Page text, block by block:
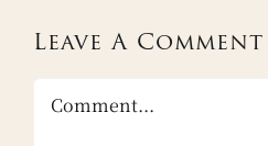
Leave A Comment